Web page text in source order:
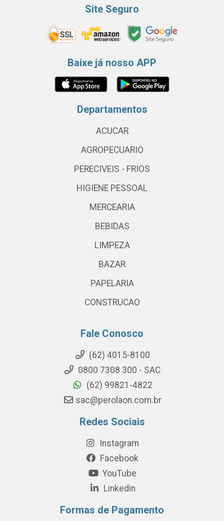
Site Seguro
Baixe já nosso APP
Departamentos
ACUCAR
AGROPECUARIO
PERECIVEIS - FRIOS
HIGIENE PESSOAL
MERCEARIA
BEBIDAS
LIMPEZA
BAZAR
PAPELARIA
CONSTRUCAO
Fale Conosco
(62) 4015-8100
0800 7308 300 - SAC
(62) 99821-4822
sac@perolaon.com.br
Redes Sociais
Instagram
Facebook
YouTube
Linkedin
Formas de Pagamento